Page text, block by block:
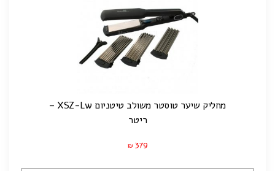
מחליק שיער טוסטר משולב טיטניום XSZ-Lw –
ריטר
₪ 379